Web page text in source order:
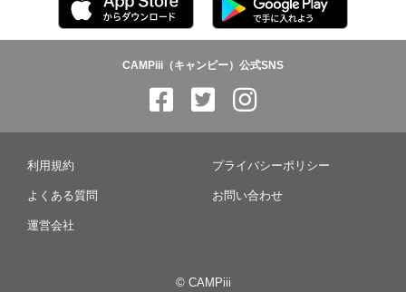
CAMPiii（キャンピー）公式SNS
利用規約 プライバシーポリシー
よくある質問 お問い合わせ
運営会社
© CAMPiii